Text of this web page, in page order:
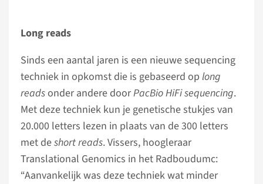
Long reads
Sinds een aantal jaren is een nieuwe sequencing
techniek in opkomst die is gebaseerd op long
readsonder andere doorPacBio HiFi sequencing.
Met deze techniek kun je genetische stukjes van
20.000 letters lezen in plaats van de 300 letters
met deshort reads. Vissers, hoogleraar
Translational Genomics in het Radboudumc:
“Aanvankelijk was deze techniek wat minder